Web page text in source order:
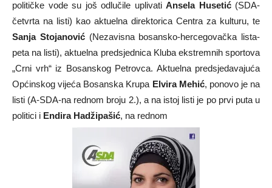
političke vode su još odlučile uplivati Ansela Husetić(SDA-
četvrta na listi) kao aktuelna direktorica Centra za kulturu, te
Sanja Stojanović(Nezavisna bosansko-hercegovačka lista-
peta na listi), aktuelna predsjednica Kluba ekstremnih sportova
„Crni vrh“ iz Bosanskog Petrovca. Aktuelna predsjedavajuća
Općinskog vijeća Bosanska Krupa Elvira Mehić, ponovo je na
listi (A-SDA-na rednom broju 2.), a na istoj listi je po prvi puta u
politici i Endira Hadžipašić, na rednom